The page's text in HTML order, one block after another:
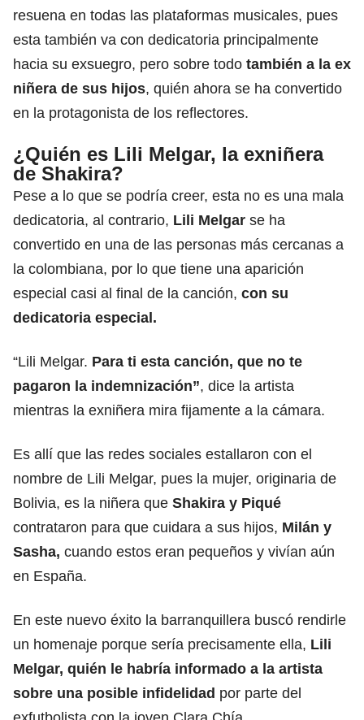
resuena en todas las plataformas musicales, pues
esta también va con dedicatoria principalmente
hacia su exsuegro, pero sobre todo también a la ex
niñera de sus hijos, quién ahora se ha convertido
en la protagonista de los reflectores.
¿Quién es Lili Melgar, la exniñera
de Shakira?
Pese a lo que se podría creer, esta no es una mala
dedicatoria, al contrario, Lili Melgar se ha
convertido en una de las personas más cercanas a
la colombiana, por lo que tiene una aparición
especial casi al final de la canción, con su
dedicatoria especial.
“Lili Melgar. Para ti esta canción, que no te
pagaron la indemnización”, dice la artista
mientras la exniñera mira fijamente a la cámara.
Es allí que las redes sociales estallaron con el
nombre de Lili Melgar, pues la mujer, originaria de
Bolivia, es la niñera que Shakira y Piqué
contrataron para que cuidara a sus hijos, Milán y
Sasha, cuando estos eran pequeños y vivían aún
en España.
En este nuevo éxito la barranquillera buscó rendirle
un homenaje porque sería precisamente ella, Lili
Melgar, quién le habría informado a la artista
sobre una posible infidelidad por parte del